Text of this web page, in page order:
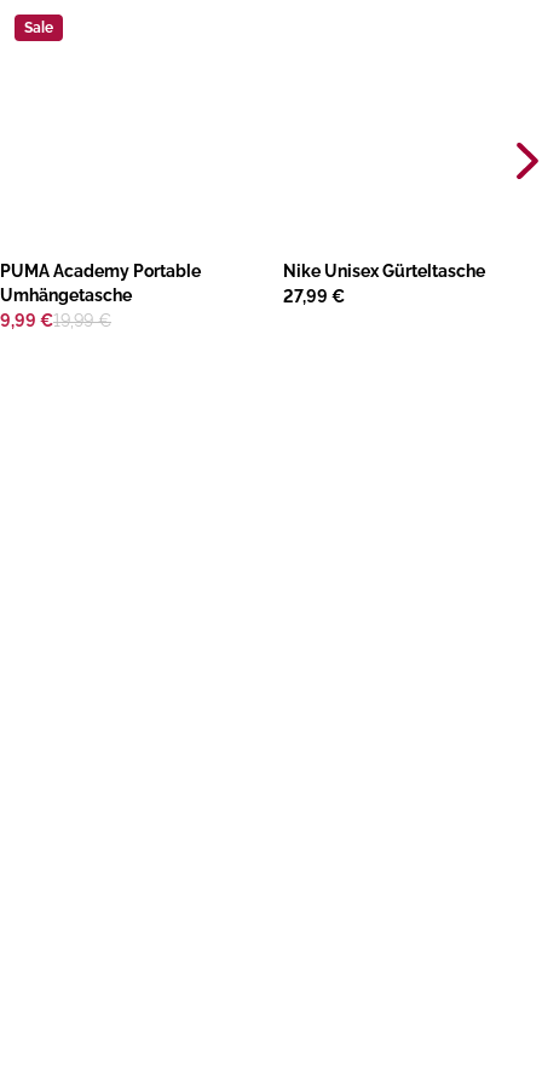
Sale
​PUMA Academy Portable
Umhängetasche
9,99 €19,99 €
Nike Unisex Gürteltasche
27,99 €